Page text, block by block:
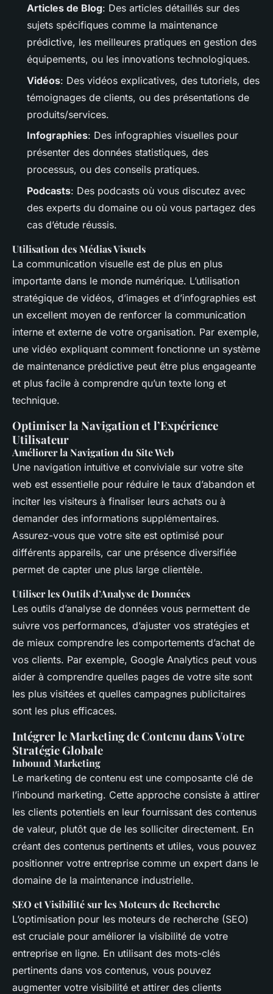
Articles de Blog: Des articles détaillés sur des
sujets spécifiques comme la maintenance
prédictive, les meilleures pratiques en gestion des
équipements, ou les innovations technologiques.
Vidéos: Des vidéos explicatives, des tutoriels, des
témoignages de clients, ou des présentations de
produits/services.
Infographies: Des infographies visuelles pour
présenter des données statistiques, des
processus, ou des conseils pratiques.
Podcasts: Des podcasts où vous discutez avec
des experts du domaine ou où vous partagez des
cas d’étude réussis.
Utilisation des Médias Visuels
La communication visuelle est de plus en plus
importante dans le monde numérique. L’utilisation
stratégique de vidéos, d’images et d’infographies est
un excellent moyen de renforcer la communication
interne et externe de votre organisation. Par exemple,
une vidéo expliquant comment fonctionne un système
de maintenance prédictive peut être plus engageante
et plus facile à comprendre qu’un texte long et
technique.
Optimiser la Navigation et l’Expérience
Utilisateur
Améliorer la Navigation du Site Web
Une navigation intuitive et conviviale sur votre site
web est essentielle pour réduire le taux d’abandon et
inciter les visiteurs à finaliser leurs achats ou à
demander des informations supplémentaires.
Assurez-vous que votre site est optimisé pour
différents appareils, car une présence diversifiée
permet de capter une plus large clientèle.
Utiliser les Outils d’Analyse de Données
Les outils d’analyse de données vous permettent de
suivre vos performances, d’ajuster vos stratégies et
de mieux comprendre les comportements d’achat de
vos clients. Par exemple, Google Analytics peut vous
aider à comprendre quelles pages de votre site sont
les plus visitées et quelles campagnes publicitaires
sont les plus efficaces.
Intégrer le Marketing de Contenu dans Votre
Stratégie Globale
Inbound Marketing
Le marketing de contenu est une composante clé de
l’inbound marketing. Cette approche consiste à attirer
les clients potentiels en leur fournissant des contenus
de valeur, plutôt que de les solliciter directement. En
créant des contenus pertinents et utiles, vous pouvez
positionner votre entreprise comme un expert dans le
domaine de la maintenance industrielle.
SEO et Visibilité sur les Moteurs de Recherche
L’optimisation pour les moteurs de recherche (SEO)
est cruciale pour améliorer la visibilité de votre
entreprise en ligne. En utilisant des mots-clés
pertinents dans vos contenus, vous pouvez
augmenter votre visibilité et attirer des clients